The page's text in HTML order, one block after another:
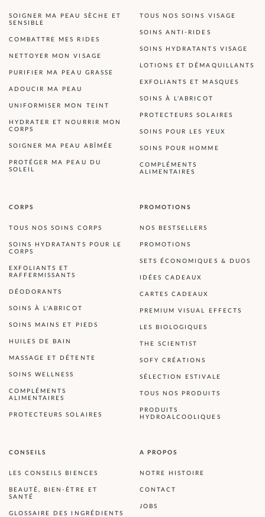
SOIGNER MA PEAU SÈCHE ET
SENSIBLE
COMBATTRE MES RIDES
NETTOYER MON VISAGE
PURIFIER MA PEAU GRASSE
ADOUCIR MA PEAU
UNIFORMISER MON TEINT
HYDRATER ET NOURRIR MON
CORPS
SOIGNER MA PEAU ABÎMÉE
PROTÉGER MA PEAU DU
SOLEIL
TOUS NOS SOINS VISAGE
SOINS ANTI-RIDES
SOINS HYDRATANTS VISAGE
LOTIONS ET DÉMAQUILLANTS
EXFOLIANTS ET MASQUES
SOINS À L'ABRICOT
PROTECTEURS SOLAIRES
SOINS POUR LES YEUX
SOINS POUR HOMME
COMPLÉMENTS
ALIMENTAIRES
CORPS
TOUS NOS SOINS CORPS
SOINS HYDRATANTS POUR LE
CORPS
EXFOLIANTS ET
RAFFERMISSANTS
DÉODORANTS
SOINS À L'ABRICOT
SOINS MAINS ET PIEDS
HUILES DE BAIN
MASSAGE ET DÉTENTE
SOINS WELLNESS
COMPLÉMENTS
ALIMENTAIRES
PROTECTEURS SOLAIRES
PROMOTIONS
NOS BESTSELLERS
PROMOTIONS
SETS ÉCONOMIQUES & DUOS
IDÉES CADEAUX
CARTES CADEAUX
PREMIUM VISUAL EFFECTS
LES BIOLOGIQUES
THE SCIENTIST
SOFY CRÉATIONS
SÉLECTION ESTIVALE
TOUS NOS PRODUITS
PRODUITS
HYDROALCOOLIQUES
CONSEILS
LES CONSEILS BIENCES
BEAUTÉ, BIEN-ÊTRE ET
SANTÉ
GLOSSAIRE DES INGRÉDIENTS
A PROPOS
NOTRE HISTOIRE
CONTACT
JOBS